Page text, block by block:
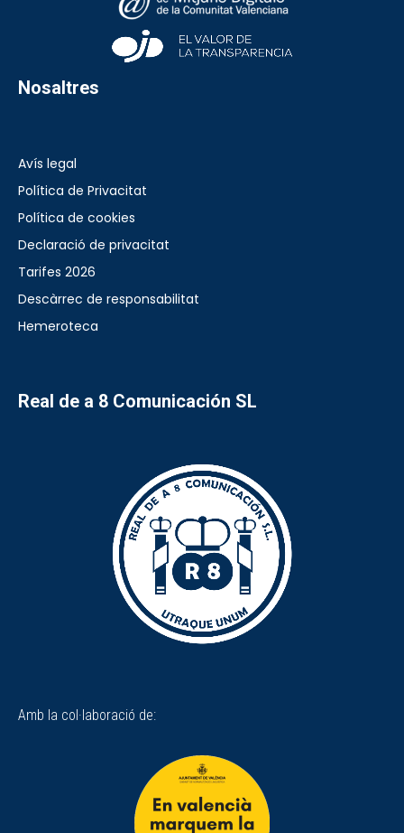
Nosaltres
Avís legal
Política de Privacitat
Política de cookies
Declaració de privacitat
Tarifes 2026
Descàrrec de responsabilitat
Hemeroteca
Real de a 8 Comunicación SL
Amb la col·laboració de: